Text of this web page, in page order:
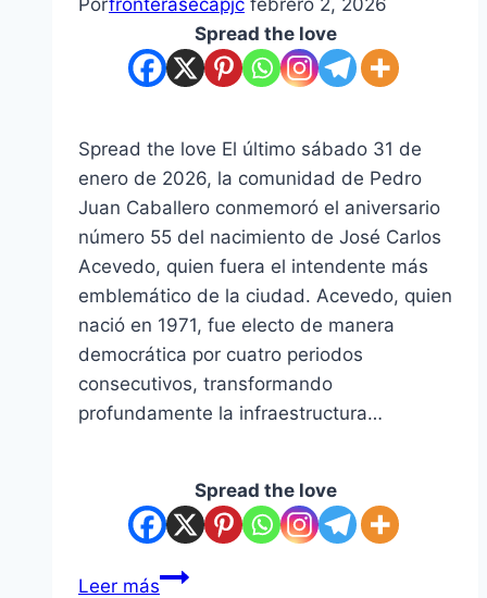
Spread the love
Spread the love El último sábado 31 de
enero de 2026, la comunidad de Pedro
Juan Caballero conmemoró el aniversario
número 55 del nacimiento de José Carlos
Acevedo, quien fuera el intendente más
emblemático de la ciudad. Acevedo, quien
nació en 1971, fue electo de manera
democrática por cuatro periodos
consecutivos, transformando
profundamente la infraestructura…
Spread the love
Leer másPedro